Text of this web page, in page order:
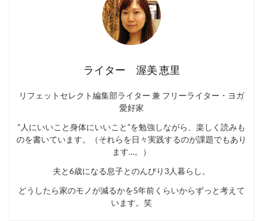
ライター 渥美 恵里
リフェットセレクト編集部ライター 兼 フリーライター・ヨガ
愛好家
“人にいいこと身体にいいこと”を勉強しながら、楽しく読みも
のを書いています。（それらを日々実践するのが課題でもあり
ます…。）
夫と6歳になる息子とのんびり3人暮らし。
どうしたら家のモノが減るかを5年前くらいからずっと考えて
います。笑